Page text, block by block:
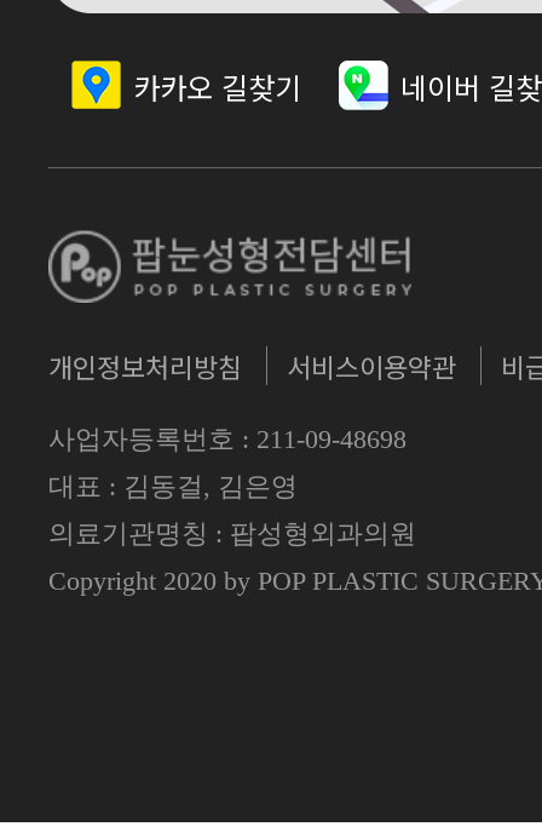
카카오 길찾기 네이버 길
개인정보처리방침 서비스이용약관 비
사업자등록번호 : 211-09-48698
대표 : 김동걸, 김은영
의료기관명칭 : 팝성형외과의원
Copyright 2020 by POP PLASTIC